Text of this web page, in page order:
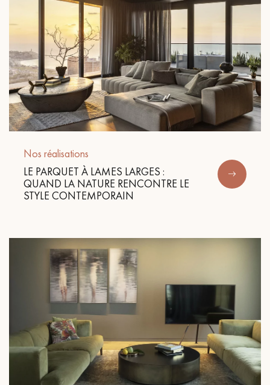
Nos réalisations
LE PARQUET À LAMES LARGES :
QUAND LA NATURE RENCONTRE LE
STYLE CONTEMPORAIN